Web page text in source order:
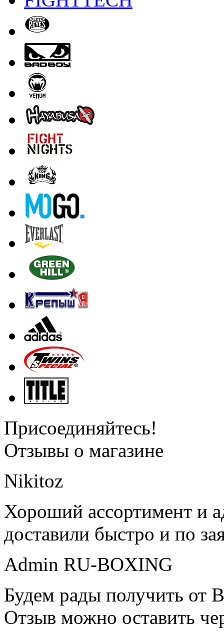
Присоединяйтесь!
Отзывы о магазине
Nikitoz
Хороший ассортимент и
доставили быстро и по
Admin RU-BOXING
Будем рады получить от
Отзыв можно оставить